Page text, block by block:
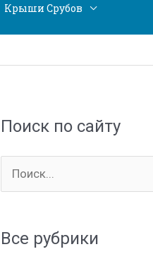
Крыши Срубов
Поиск по сайту
о
с
Все рубрики